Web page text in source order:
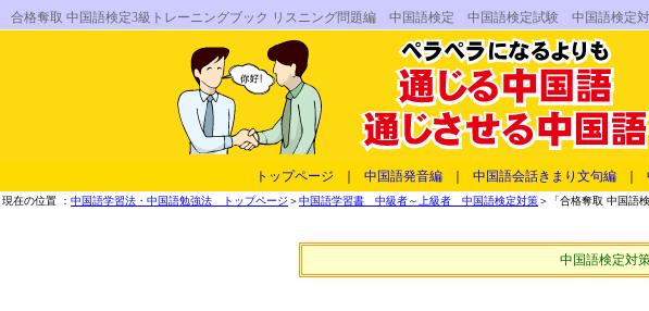
合格奪取 中国語検定3級トレーニングブック リスニング問題編 中国語検定 中国語検定試験 中国語検
トップページ 中国語発音編 中国語会話きまり文句編
現在の位置 ： 中国語学習法・中国語勉強法 トップページ ＞中国語学習書 中級者～上級者 中国語検定対策＞「合格奪取 中国語
中国語検定対